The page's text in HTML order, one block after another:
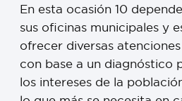
En esta ocasión 10
sus oficinas municipales y
ofrecer diversas
con base a un diagnóstico
los intereses de la